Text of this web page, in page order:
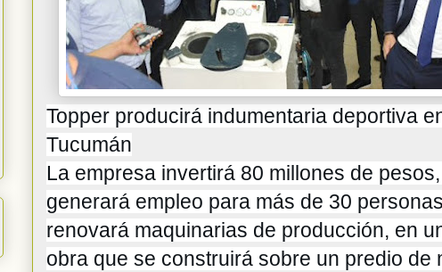
Topper producirá indumentaria deportiva
Tucumán
La empresa invertirá 80 millones de pesos,
generará empleo para más de 30
renovará maquinarias de producción, en
obra que se construirá sobre un predio de